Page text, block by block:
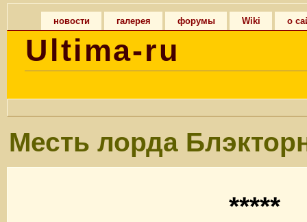
новости галерея форумы Wiki о
Ultima-ru
Месть лорда
*****